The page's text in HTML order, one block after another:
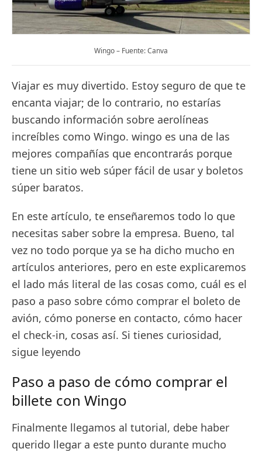
Wingo – Fuente: Canva
Viajar es muy divertido. Estoy seguro de que te
encanta viajar; de lo contrario, no estarías
buscando información sobre aerolíneas
increíbles como Wingo. wingo es una de las
mejores compañías que encontrarás porque
tiene un sitio web súper fácil de usar y boletos
súper baratos.
En este artículo, te enseñaremos todo lo que
necesitas saber sobre la empresa. Bueno, tal
vez no todo porque ya se ha dicho mucho en
artículos anteriores, pero en este explicaremos
el lado más literal de las cosas como, cuál es el
paso a paso sobre cómo comprar el boleto de
avión, cómo ponerse en contacto, cómo hacer
el check-in, cosas así. Si tienes curiosidad,
sigue leyendo
Paso a paso de cómo comprar el
billete con Wingo
Finalmente llegamos al tutorial, debe haber
querido llegar a este punto durante mucho